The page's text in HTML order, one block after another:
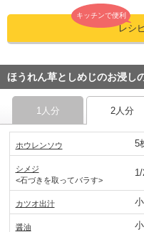
キッチンで便利
レシ
ほうれん草としめじのお浸し
1人分 2人分
ホウレンソウ 5
シメジ
<石づきを取ってバラす>
カツオ出汁
醤油